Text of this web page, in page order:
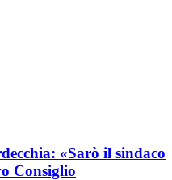
«Sarò il sindaco
Consiglio